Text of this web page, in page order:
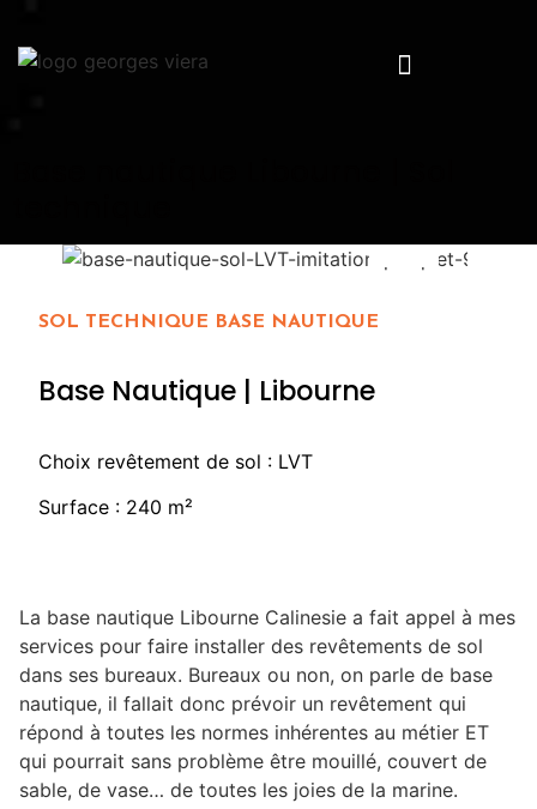
SOL TECHNIQUE BASE NAUTIQUE
Base Nautique | Libourne
Choix revêtement de sol : LVT
Surface : 240 m²
La base nautique Libourne Calinesie a fait appel à mes
services pour faire installer des revêtements de sol
dans ses bureaux. Bureaux ou non, on parle de base
nautique, il fallait donc prévoir un revêtement qui
répond à toutes les normes inhérentes au métier ET
qui pourrait sans problème être mouillé, couvert de
sable, de vase… de toutes les joies de la marine.